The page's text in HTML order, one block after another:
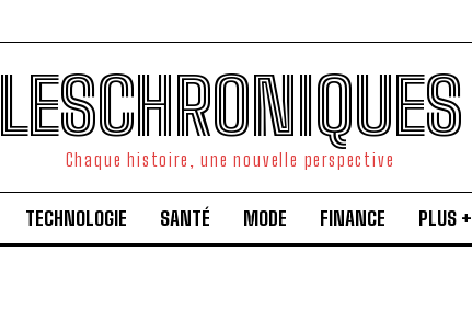
LESCHRONIQUES
Chaque histoire, une nouvelle perspective
TECHNOLOGIE SANTÉ MODE FINANCE PLUS +